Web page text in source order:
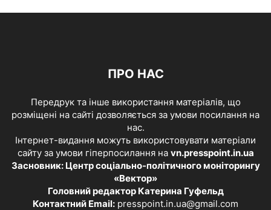
ПРО НАС
Передрук та інше використання матеріалів, що
розміщені на сайті дозволяється за умови посилання на
нас.
Інтернет-видання можуть використовувати матеріали
сайту за умови гіперпосилання на vn.presspoint.in.ua
Засновник: Центр соціально-політичного моніторингу
«Вектор»
Головний редактор Катерина Гуфельд
Контактний Email: presspoint.in.ua@gmail.com